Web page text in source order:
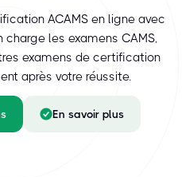
ACAMS en ligne avec
charge les examens CAMS,
examens de certification
après votre réussite.
En savoir plus